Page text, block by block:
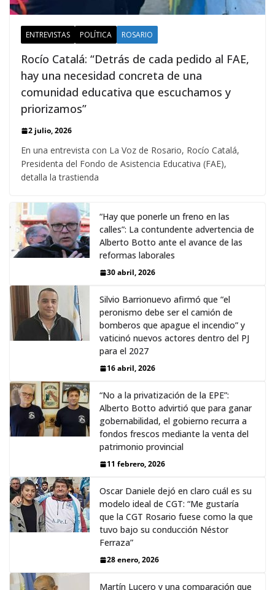
ENTREVISTAS POLÍTICA ROSARIO
Rocío Catalá: “Detrás de cada pedido al FAE,
hay una necesidad concreta de una
comunidad educativa que escuchamos y
priorizamos”
2 julio, 2026
En una entrevista con La Voz de Rosario, Rocío Catalá,
Presidenta del Fondo de Asistencia Educativa (FAE),
detalla la trastienda
“Hay que ponerle un freno en las
calles”: La contundente advertencia de
Alberto Botto ante el avance de las
reformas laborales
30 abril, 2026
Silvio Barrionuevo afirmó que “el
peronismo debe ser el camión de
bomberos que apague el incendio” y
vaticinó nuevos actores dentro del PJ
para el 2027
16 abril, 2026
“No a la privatización de la EPE”:
Alberto Botto advirtió que para ganar
gobernabilidad, el gobierno recurra a
fondos frescos mediante la venta del
patrimonio provincial
11 febrero, 2026
Oscar Daniele dejó en claro cuál es su
modelo ideal de CGT: “Me gustaría
que la CGT Rosario fuese como la que
tuvo bajo su conducción Néstor
Ferraza”
28 enero, 2026
Martín Lucero y una comparación que